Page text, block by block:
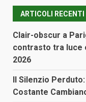
ARTICOLI RECENTI
Clair-obscur a
contrasto tra luce
2026
Il Silenzio
Costante